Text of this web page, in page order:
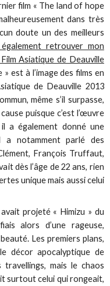
film « The land of hope
dans très
doute un des meilleurs
retrouver mon
Asiatique de Deauville
est à l’image des films en
de Deauville 2013
même s’il surpasse,
puisque c’est l’œuvre
a également donné une
a notamment parlé des
François Truffaut,
dès l’âge de 22 ans, rien
unique mais aussi celui
projeté « Himizu » du
alors d’une rageuse,
Les premiers plans,
décor apocalyptique de
travellings, mais le chaos
surtout celui qui rongeait,